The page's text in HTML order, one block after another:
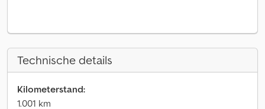
Technische details
Kilometerstand:
1.001 km